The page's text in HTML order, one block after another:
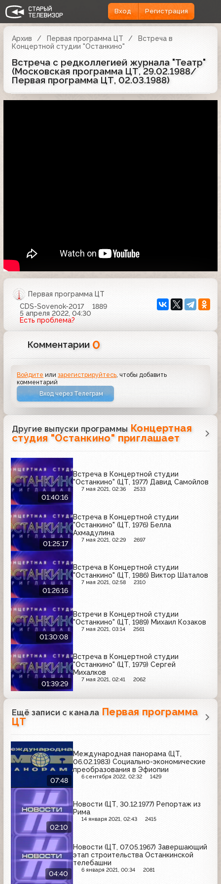
Вход Регистрация
Архив Первая программа ЦТ
Встреча в
Концертной студии "Останкино"
Встреча с редколлегией журнала "Театр"
(Московская программа ЦТ, 29.02.1988/
Первая программа ЦТ, 02.03.1988)
Первая программа ЦТ
CDS-Sovenok-2017
1889
5 апреля 2022, 04:30
Есть проблема?
Комментарии 0
Войдите илизарегистрируйтесь , чтобы добавить
комментарий
Вход через Телеграм
Другие выпуски программы Концертная
студия "Останкино" приглашает
01:40:16
Встреча в Концертной студии
"Останкино" (ЦТ, 1977) Давид Самойлов
7 мая 2021, 02:36 2533
01:25:17
Встреча в Концертной студии
"Останкино" (ЦТ, 1976) Белла
Ахмадулина
7 мая 2021, 02:29 2697
01:26:16
Встреча в Концертной студии
"Останкино" (ЦТ, 1986) Виктор Шаталов
7 мая 2021, 02:58 2310
01:30:08
Встречи в Концертной студии
"Останкино" (ЦТ, 1989) Михаил Козаков
7 мая 2021, 03:14 2561
01:39:29
Встреча в Концертной студии
"Останкино" (ЦТ, 1979) Сергей
Михалков
7 мая 2021, 02:41 2062
Ещё записи с канала Первая программа
ЦТ
07:48
Международная панорама (ЦТ,
06.02.1983) Социально-экономические
преобразования в Эфиопии
6 сентября 2022, 02:32 1429
02:10
Новости (ЦТ, 30.12.1977) Репортаж из
Рима
14 января 2021, 02:43 2415
04:40
Новости (ЦТ, 07.05.1967) Завершающий
этап строительства Останкинской
телебашни
6 января 2021, 00:34 2081